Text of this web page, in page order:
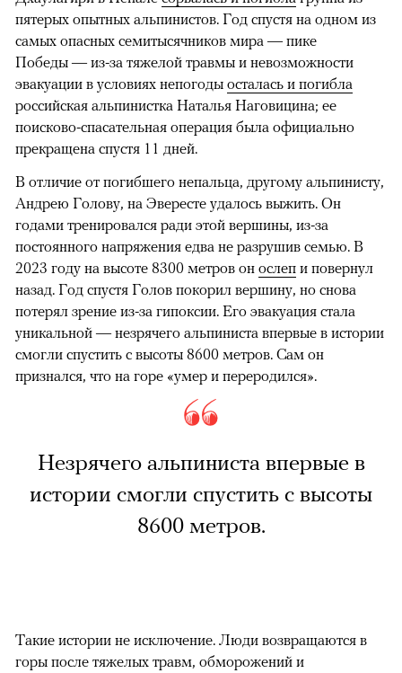
пятерых опытных альпинистов. Год спустя на одном из
самых опасных семитысячников мира — пике
Победы — из-за тяжелой травмы и невозможности
эвакуации в условиях непогоды осталась и погибла
российская альпинистка Наталья Наговицина; ее
поисково-спасательная операция была официально
прекращена спустя 11 дней.
В отличие от погибшего непальца, другому альпинисту,
Андрею Голову, на Эвересте удалось выжить. Он
годами тренировался ради этой вершины, из-за
постоянного напряжения едва не разрушив семью. В
2023 году на высоте 8300 метров он ослеп и повернул
назад. Год спустя Голов покорил вершину, но снова
потерял зрение из-за гипоксии. Его эвакуация стала
уникальной — незрячего альпиниста впервые в истории
смогли спустить с высоты 8600 метров. Сам он
признался, что на горе «умер и переродился».
Незрячего альпиниста впервые в
истории смогли спустить с высоты
8600 метров.
Такие истории не исключение. Люди возвращаются в
горы после тяжелых травм, обморожений и